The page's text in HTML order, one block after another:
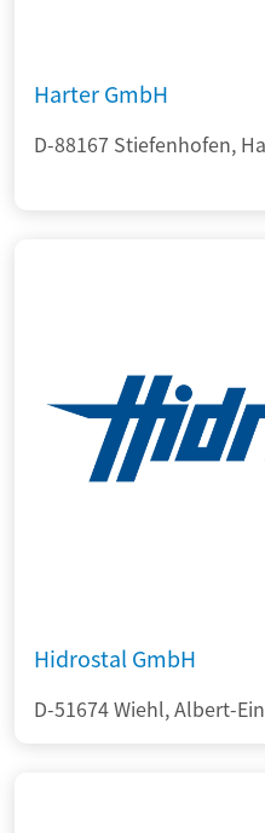
Harter GmbH
D-88167 Stiefenhofen,
Hidrostal GmbH
D-51674 Wiehl, Albert-